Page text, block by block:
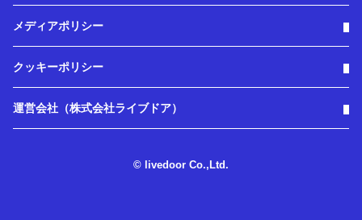
メディアポリシー
クッキーポリシー
運営会社（株式会社ライブドア）
© livedoor Co.,Ltd.